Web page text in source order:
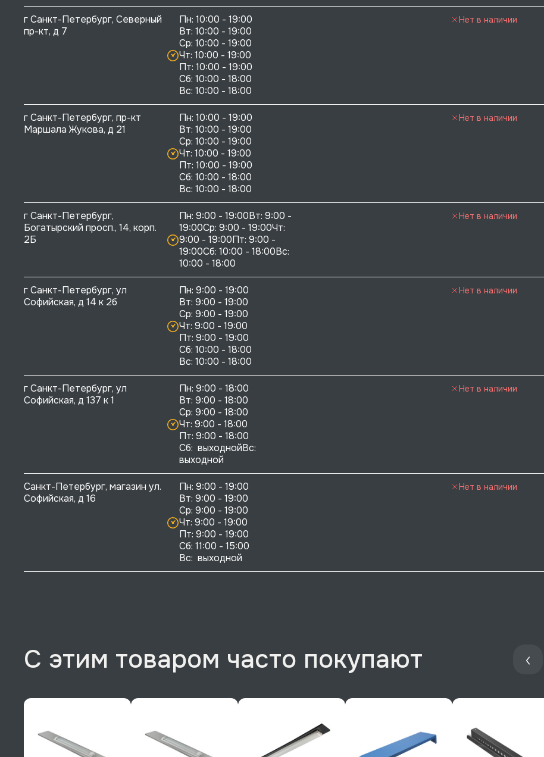
г Санкт-Петербург, Северный
пр-кт, д 7
Пн: 10:00 - 19:00
Вт: 10:00 - 19:00
Ср: 10:00 - 19:00
Чт: 10:00 - 19:00
Пт: 10:00 - 19:00
Сб: 10:00 - 18:00
Нет в наличии
г Санкт-Петербург, пр-кт
Маршала Жукова, д 21
Пн: 10:00 - 19:00
Вт: 10:00 - 19:00
Ср: 10:00 - 19:00
Чт: 10:00 - 19:00
Пт: 10:00 - 19:00
Сб: 10:00 - 18:00
Нет в наличии
г Санкт-Петербург,
Богатырский просп., 14, корп.
2Б
Пн: 9:00 - 19:00Вт: 9:00 -
19:00Ср: 9:00 - 19:00Чт:
9:00 - 19:00Пт: 9:00 -
19:00Сб: 10:00 - 18:00Вс:
10:00 - 18:00
Нет в наличии
г Санкт-Петербург, ул
Софийская, д 14 к 2б
Пн: 9:00 - 19:00
Вт: 9:00 - 19:00
Ср: 9:00 - 19:00
Чт: 9:00 - 19:00
Пт: 9:00 - 19:00
Сб: 10:00 - 18:00
Нет в наличии
г Санкт-Петербург, ул
Софийская, д 137 к 1
Пн: 9:00 - 18:00
Вт: 9:00 - 18:00
Ср: 9:00 - 18:00
Чт: 9:00 - 18:00
Пт: 9:00 - 18:00
Сб:  выходнойВс:
выходной
Нет в наличии
Санкт-Петербург, магазин ул.
Софийская, д 16
Пн: 9:00 - 19:00
Вт: 9:00 - 19:00
Ср: 9:00 - 19:00
Чт: 9:00 - 19:00
Пт: 9:00 - 19:00
Сб: 11:00 - 15:00
Вс:  выходной
Нет в наличии
С этим товаром часто покупают